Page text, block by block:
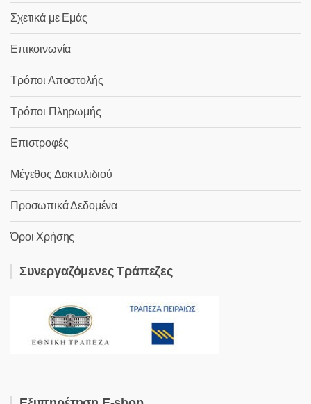
Σχετικά με Εμάς
Επικοινωνία
Τρόποι Αποστολής
Τρόποι Πληρωμής
Επιστροφές
Μέγεθος Δακτυλιδιού
Προσωπικά Δεδομένα
Όροι Χρήσης
Συνεργαζόμενες Τράπεζες